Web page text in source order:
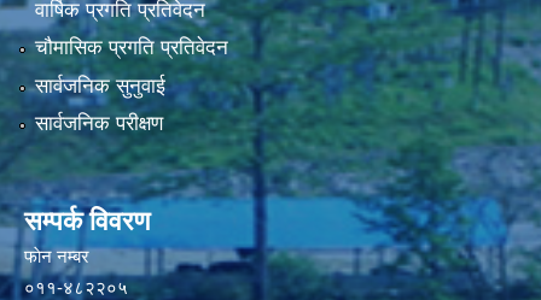
वार्षिक प्रगति प्रतिवेदन
चौमासिक प्रगति प्रतिवेदन
सार्वजनिक सुनुवाई
सार्वजनिक परीक्षण
सम्पर्क विवरण
फाेन न‌‍‍‍‌‌म्बर
०११-४८२२०५